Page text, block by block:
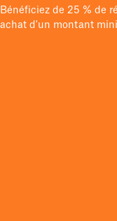
Bénéficiez de 25 % de
achat d'un montant